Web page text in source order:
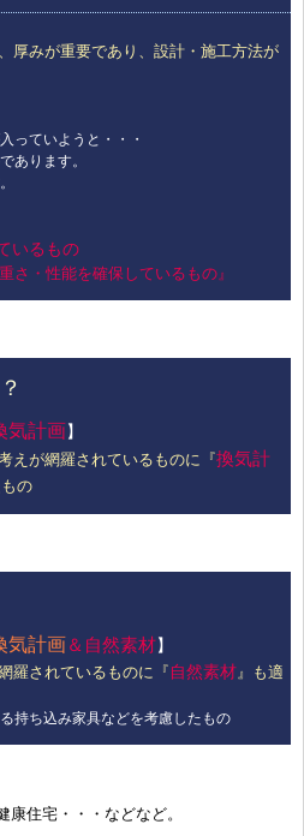
、厚みが重要であり、設計・施工方法が
っていようと・・・
あります。
いるもの
さ・性能を確保しているもの』
気計画】
えが網羅されているものに『換気計
の
気計画＆自然素材】
羅されているものに『 自然素材』も適
持ち込み家具などを考慮したもの
住宅・・・などなど。